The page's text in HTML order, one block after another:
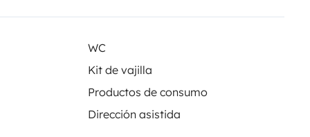
WC
Kit de vajilla
Productos de consumo
Dirección asistida